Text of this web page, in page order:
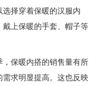
择穿着保暖的汉服内
上保暖的手套、帽子等
保暖内搭的销售量有所
求明显提高。这也反映